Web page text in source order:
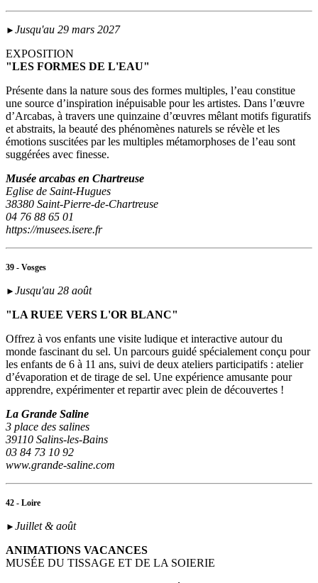
► Jusqu'au 29 mars 2027
EXPOSITION
"LES FORMES DE L'EAU"
Présente dans la nature sous des formes multiples, l’eau constitue
une source d’inspiration inépuisable pour les artistes. Dans l’œuvre
d’Arcabas, à travers une quinzaine d’œuvres mêlant motifs figuratifs
et abstraits, la beauté des phénomènes naturels se révèle et les
émotions suscitées par les multiples métamorphoses de l’eau sont
suggérées avec finesse.
Musée arcabas en Chartreuse
Eglise de Saint-Hugues
38380 Saint-Pierre-de-Chartreuse
04 76 88 65 01
https://musees.isere.fr
39 - Vosges
► Jusqu'au 28 août
"LA RUEE VERS L'OR BLANC"
Offrez à vos enfants une visite ludique et interactive autour du
monde fascinant du sel. Un parcours guidé spécialement conçu pour
les enfants de 6 à 11 ans, suivi de deux ateliers participatifs : atelier
d’évaporation et de tirage de sel. Une expérience amusante pour
apprendre, expérimenter et repartir avec plein de découvertes !
La Grande Saline
3 place des salines
39110 Salins-les-Bains
03 84 73 10 92
www.grande-saline.com
42 - Loire
► Juillet & août
ANIMATIONS VACANCES
MUSÉE DU TISSAGE ET DE LA SOIERIE